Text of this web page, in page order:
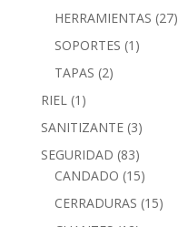
HERRAMIENTAS (27)
SOPORTES (1)
TAPAS (2)
RIEL (1)
SANITIZANTE (3)
SEGURIDAD (83)
CANDADO (15)
CERRADURAS (15)